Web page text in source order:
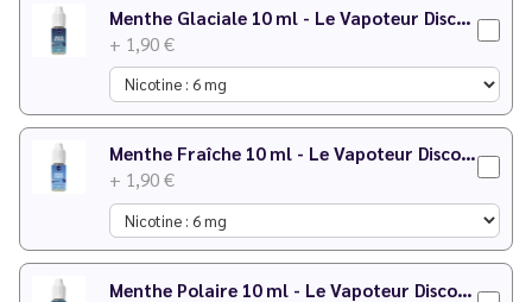
Menthe Glaciale 10 ml - Le Vapoteur Discount
+ 1,90 €
Menthe Fraîche 10 ml - Le Vapoteur Discount
+ 1,90 €
Menthe Polaire 10 ml - Le Vapoteur Discount